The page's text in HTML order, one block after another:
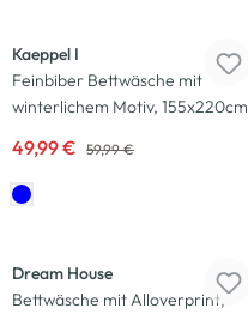
Kaeppel I
Feinbiber Bettwäsche mit
winterlichem Motiv, 155x220cm
49,99 € 59,99 €
Dream House
Bettwäsche mit Alloverprint,